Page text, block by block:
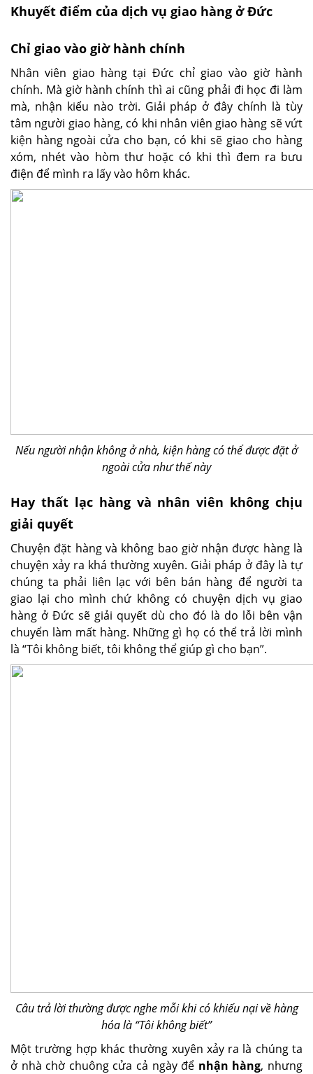
Khuyết điểm của dịch vụ giao hàng ở Đức
Chỉ giao vào giờ hành chính
Nhân viên giao hàng tại Đức chỉ giao vào giờ hành
chính. Mà giờ hành chính thì ai cũng phải đi học đi làm
mà, nhận kiểu nào trời. Giải pháp ở đây chính là tùy
tâm người giao hàng, có khi nhân viên giao hàng sẽ vứt
kiện hàng ngoài cửa cho bạn, có khi sẽ giao cho hàng
xóm, nhét vào hòm thư hoặc có khi thì đem ra bưu
điện để mình ra lấy vào hôm khác.
Nếu người nhận không ở nhà, kiện hàng có thể được đặt ở
ngoài cửa như thế này
Hay thất lạc hàng và nhân viên không chịu
giải quyết
Chuyện đặt hàng và không bao giờ nhận được hàng là
chuyện xảy ra khá thường xuyên. Giải pháp ở đây là tự
chúng ta phải liên lạc với bên bán hàng để người ta
giao lại cho mình chứ không có chuyện dịch vụ giao
hàng ở Đức sẽ giải quyết dù cho đó là do lỗi bên vận
chuyển làm mất hàng. Những gì họ có thể trả lời mình
là “Tôi không biết, tôi không thể giúp gì cho bạn”.
Câu trả lời thường được nghe mỗi khi có khiếu nại về hàng
hóa là “Tôi không biết”
Một trường hợp khác thường xuyên xảy ra là chúng ta
ở nhà chờ chuông cửa cả ngày để nhận hàng, nhưng